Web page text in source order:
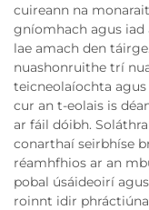
cuireann na
gníomhach agus iad
lae amach den
nuashonruithe trí
teicneolaíochta
cur an t-eolais is
ar fáil dóibh.
conarthaí seirbhíse
réamhfhios ar an
pobal úsáideoirí
roinnt idir